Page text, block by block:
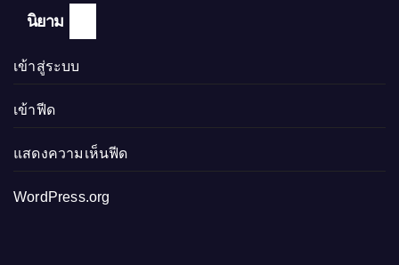
นิยาม
เข้าสู่ระบบ
เข้าฟีด
แสดงความเห็นฟีด
WordPress.org